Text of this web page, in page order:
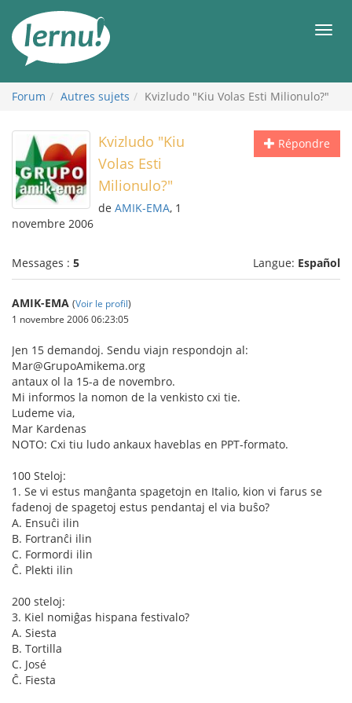
contenu
Forum Autres sujets Kvizludo "Kiu Volas Esti Milionulo?"
Répondre
Kvizludo "Kiu
Volas Esti
Milionulo?"
de AMIK-EMA, 1
novembre 2006
Messages : 5 Langue: Español
AMIK-EMA (Voir le profil)
1 novembre 2006 06:23:05
Jen 15 demandoj. Sendu viajn respondojn al:
Mar@GrupoAmikema.org
antaux ol la 15-a de novembro.
Mi informos la nomon de la venkisto cxi tie.
Ludeme via,
Mar Kardenas
NOTO: Cxi tiu ludo ankaux haveblas en PPT-formato.
100 Steloj:
1. Se vi estus manĝanta spagetojn en Italio, kion vi farus se
fadenoj de spagetoj estus pendantaj el via buŝo?
A. Ensuĉi ilin
B. Fortranĉi ilin
C. Formordi ilin
Ĉ. Plekti ilin
200 steloj:
3. Kiel nomiĝas hispana festivalo?
A. Siesta
B. Tortilla
C. José
Ĉ. Fiesta